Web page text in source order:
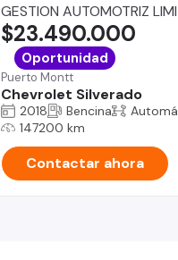
GESTION AUTOMOTRIZ
Puerto Montt
Chevrolet Silverado
$23.490.000
Oportunidad
2018 Bencina
147200 km
Contactar ahora